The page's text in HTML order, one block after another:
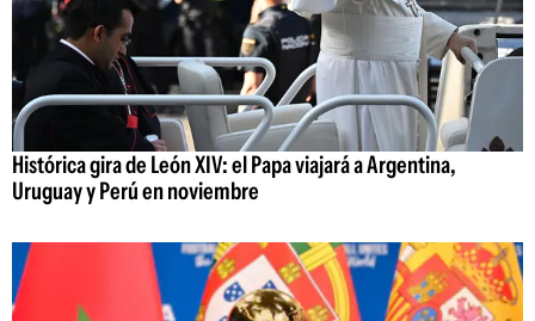
Histórica gira de León XIV: el Papa viajará a Argentina,
Uruguay y Perú en noviembre